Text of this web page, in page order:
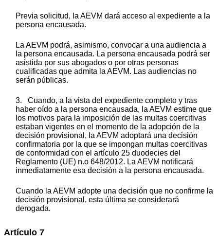
Previa solicitud, la AEVM dará acceso al expediente a la
persona encausada.
La AEVM podrá, asimismo, convocar a una audiencia a
la persona encausada. La persona encausada podrá ser
asistida por sus abogados o por otras personas
cualificadas que admita la AEVM. Las audiencias no
serán públicas.
3. Cuando, a la vista del expediente completo y tras
haber oído a la persona encausada, la AEVM estime que
los motivos para la imposición de las multas coercitivas
estaban vigentes en el momento de la adopción de la
decisión provisional, la AEVM adoptará una decisión
confirmatoria por la que se impongan multas coercitivas
de conformidad con el artículo 25 duodecies del
Reglamento (UE) n.o 648/2012. La AEVM notificará
inmediatamente esa decisión a la persona encausada.
Cuando la AEVM adopte una decisión que no confirme la
decisión provisional, esta última se considerará
derogada.
Artículo 7